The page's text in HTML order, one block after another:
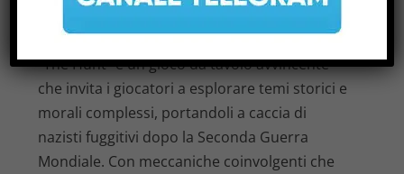
RECENSIONE DI THE HUNT
Giu 24, 2026|Notizie|0 |
“The Hunt” è un gioco da tavolo avvincente
che invita i giocatori a esplorare temi storici e
morali complessi, portandoli a caccia di
nazisti fuggitivi dopo la Seconda Guerra
Mondiale. Con meccaniche coinvolgenti che